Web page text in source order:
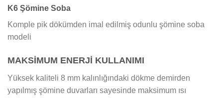
K6 Şömine Soba
Komple pik dökümden imal edilmiş odunlu şömine soba
modeli
MAKSİMUM ENERJİ KULLANIMI
Yüksek kaliteli 8 mm kalınlığındaki dökme demirden
yapılmış şömine duvarları sayesinde maksimum ısı